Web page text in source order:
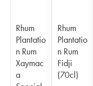
Rhum
Plantatio
n Rum
Xaymac
a
Rhum
Plantatio
n Rum
Fidji
(70cl)